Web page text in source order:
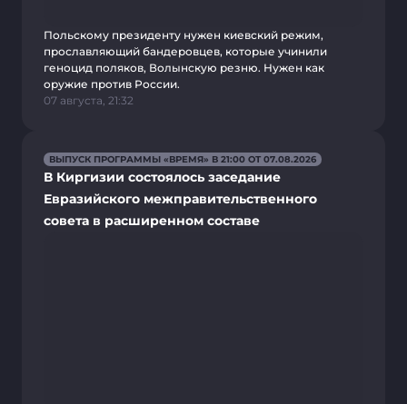
Польскому президенту нужен киевский режим,
прославляющий бандеровцев, которые учинили
геноцид поляков, Волынскую резню. Нужен как
оружие против России.
07 августа, 21:32
ВЫПУСК ПРОГРАММЫ «ВРЕМЯ» В 21:00 ОТ 07.08.2026
В Киргизии состоялось заседание
Евразийского межправительственного
совета в расширенном составе